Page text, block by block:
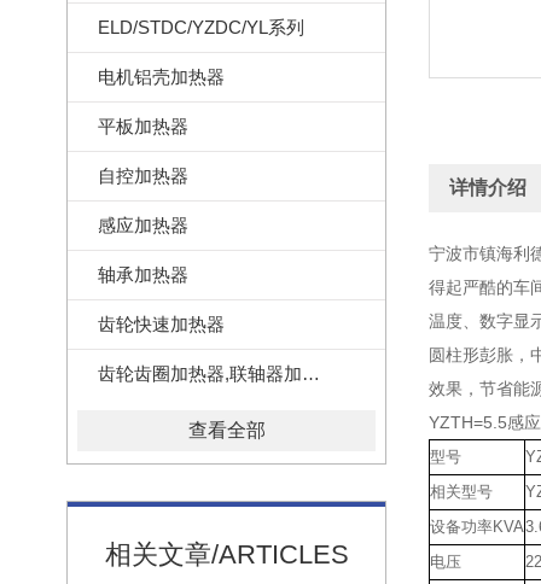
ELD/STDC/YZDC/YL系列
电机铝壳加热器
平板加热器
自控加热器
感应加热器
轴承加热器
齿轮快速加热器
齿轮齿圈加热器,联轴器加热器
查看全部
相关文章/ARTICLES
详情介绍
宁波市镇海利
得起严酷的车
温度、数字显
圆柱形彭胀，
效果，节省能
YZTH=5.5感
型号
相关型号
设备功率KVA
电压